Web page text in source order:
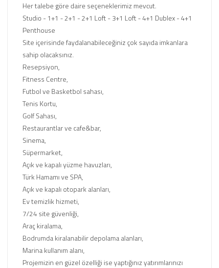
Her talebe göre daire seçeneklerimiz mevcut.
Studio - 1+1 - 2+1 - 2+1 Loft - 3+1 Loft - 4+1 Dublex - 4+1
Penthouse
Site içerisinde faydalanabileceğiniz çok sayıda imkanlara
sahip olacaksınız.
Resepsiyon,
Fitness Centre,
Futbol ve Basketbol sahası,
Tenis Kortu,
Golf Sahası,
Restaurantlar ve cafe&bar,
Sinema,
Süpermarket,
Açık ve kapalı yüzme havuzları,
Türk Hamamı ve SPA,
Açık ve kapalı otopark alanları,
Ev temizlik hizmeti,
7/24 site güvenliği,
Araç kiralama,
Bodrumda kiralanabilir depolama alanları,
Marina kullanım alanı,
Projemizin en güzel özelliği ise yaptığınız yatırımlarınızı